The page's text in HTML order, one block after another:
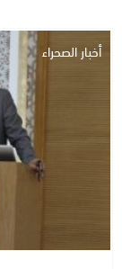
أخبار الصحراء